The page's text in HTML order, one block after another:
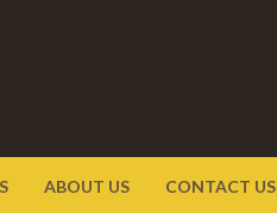
ABOUT US CONTACT US